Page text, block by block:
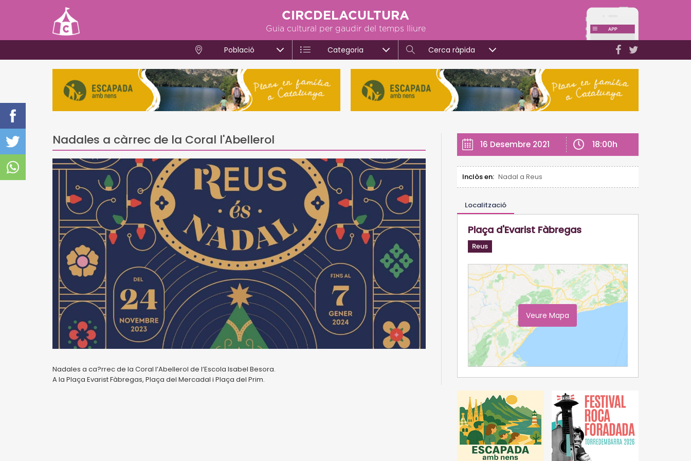
CIRCDELACULTURA
Guia cultural per gaudir del temps lliure
Població Categoria Cerca ràpida
Nadales a càrrec de la Coral l'Abellerol
Nadales a ca?rrec de la Coral l’Abellerol de l’Escola Isabel Besora.
A la Plaça Evarist Fàbregas, Plaça del Mercadal i Plaça del Prim.
16 Desembre 2021 18:00h
Inclòs en: Nadal a Reus
Localització
Plaça d'Evarist Fàbregas
Reus
Veure Mapa